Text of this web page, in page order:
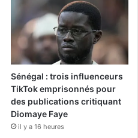
Sénégal : trois influenceurs
TikTok emprisonnés pour
des publications critiquant
Diomaye Faye
il y a 16 heures